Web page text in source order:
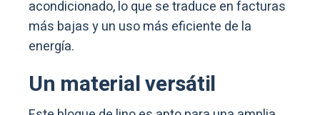
acondicionado, lo que se traduce en facturas
más bajas y un uso más eficiente de la
energía.
Un material versátil